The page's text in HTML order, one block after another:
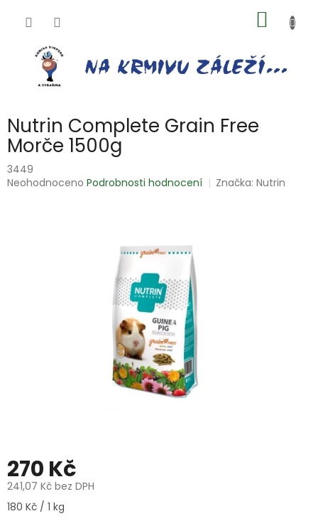
KOŠÍK
Nutrin Complete Grain Free
Morče 1500g
3449
Průměrné
Neohodnoceno Podrobnosti hodnocení Značka:Nutrin
270 Kč
241,07 Kč bez DPH
Měrná
180 Kč / 1 kg